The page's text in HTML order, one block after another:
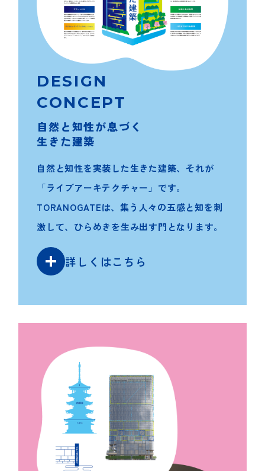
DESIGN
CONCEPT
自然と知性が息づく
生きた建築
自然と知性を実装した生きた建築、それが
「ライブアーキテクチャー」です。
TORANOGATEは、集う人々の五感と知を刺
激して、ひらめきを生み出す門となります。
詳しくはこちら